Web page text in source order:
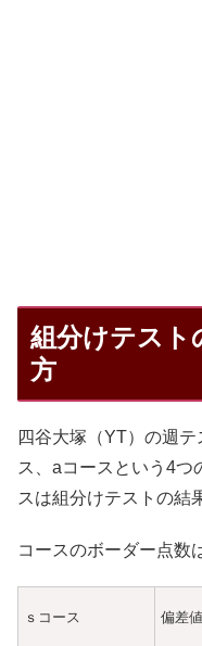
組分けテスト
方
四谷大塚（YT）の週
ス、aコースという4つ
スは組分けテストの結
コースのボーダー点数
ｓコース 偏差値